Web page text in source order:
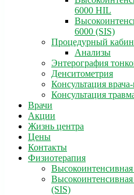
6000 HIL
6000 (SIS)
Процедурный
Анализы
Энтерография
Денситометрия
Консультация
Консультация
Врачи
Акции
Жизнь центра
Цены
Контакты
Физиотерапия
(SIS)